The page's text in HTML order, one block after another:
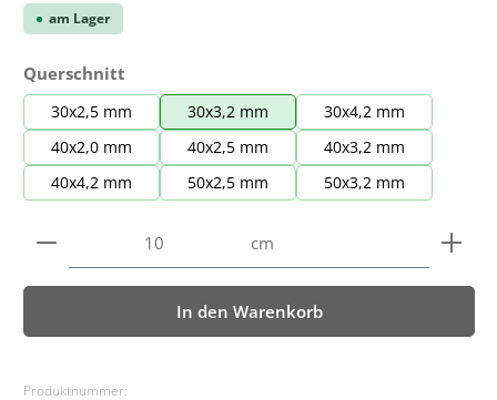
am Lager
Querschnitt
30x2,5 mm 30x3,2 mm
30x4,2 mm
40x2,0 mm
40x2,5 mm
40x3,2 mm
40x4,2 mm
50x2,5 mm 50x3,2 mm
Produkt Anzahl: Gib den gewünschten Wert ein
cm
In den Warenkorb
Produktnummer: